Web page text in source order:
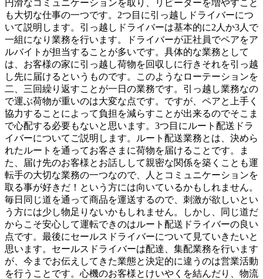
円滑なコミュニケーションを取り、リピーターを増やすこと
も大切な仕事の一つです。2つ目に引っ越しドライバーにつ
いて説明します。引っ越しドライバーは基本的に2人か3人で
一組になり業務を行います。ドライバーが正社員でペアをア
ルバイトが担当することが多いです。具体的な業務として
は、お客様の家に引っ越し荷物を回収しに行きそれを引っ越
し先に届けるというものです。このようなローテーションを
二、三回繰り返すことが一日の業務です。引っ越し業務なの
で運ぶ荷物が重いのは大変な点です。ですが、ペアと上手く
協力することによって負担を減らすことが出来るのでそこま
で心配する必要もないと思います。3つ目にルート配送ドラ
イバーについてご説明します。ルート配送業務とは、決めら
れたルートを通ってお客さまに荷物を届けることです。ま
た、届け先のお客様とお話しして親密な関係を築くことも運
転手の大切な業務の一つなので、人とコミュニケーションを
取る事が好きだ！という方には向いているかもしれません。
毎日同じ道を通って商品を運送するので、刺激が欲しいとい
う方には少し物足りないかもしれません。しかし、同じ道だ
からこそ安心して運転できのはルート配送ドライバーの良い
点です。最後にセールスドライバーについて見ていきたいと
思います。セールスドライバーは配達、集配業務を行います
が、今までお伝えしてきた業態と決定的に違うのは営業活動
を行うことです。心機のお客様とけいやくを結んだり、物流